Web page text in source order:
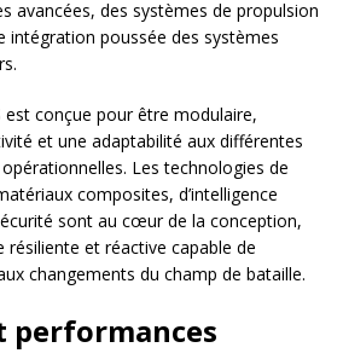
avancées, des systèmes de propulsion
intégration poussée des systèmes
est conçue pour être modulaire,
et une adaptabilité aux différentes
Les technologies de
composites, d’intelligence
sont au cœur de la conception,
et réactive capable de
changements du champ de bataille.
performances